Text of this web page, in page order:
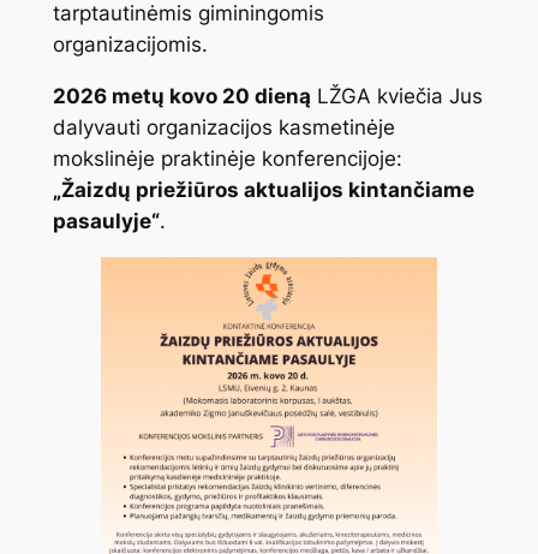
tarptautinėmis giminingomis
organizacijomis.
2026 metų kovo 20 dieną LŽGA kviečia Jus
dalyvauti organizacijos kasmetinėje
mokslinėje praktinėje konferencijoje:
„Žaizdų priežiūros aktualijos kintančiame
pasaulyje“.